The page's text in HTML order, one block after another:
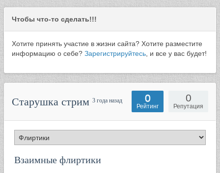
Чтобы что-то сделать!!!
Хотите принять участие в жизни сайта? Хотите разместите
информацию о себе? Зарегистрируйтесь , и все у вас будет!
Старушка стрим 3 года назад 0
Репутация
0
Рейтинг
Взаимные флиртики